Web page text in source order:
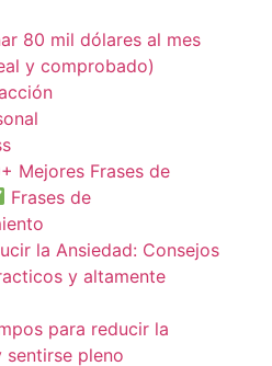
80 mil dólares al mes
y comprobado)
Mejores Frases de
Frases de
la Ansiedad: Consejos
y altamente
para reducir la
sentirse pleno